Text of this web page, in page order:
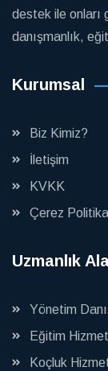
destek ile onları
danışmanlık,
Kurumsal
Biz Kimiz?
İletişim
KVKK
Çerez
Uzmanlık
Yönetim
Eğitim
Koçluk